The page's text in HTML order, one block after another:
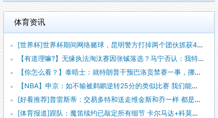
体育资讯
[世界杯]世界杯期间网络赌球，昆明警方打掉两个团伙抓获42人
【有道理嘛?】无缘执法淘汰赛因张铖落选？马宁否认：我特别清楚
【你怎么看？】泰晤士：就特朗普干预巴洛贡禁赛一事，挪威足协准
【NBA】申京：如不输被鹈鹕逆转25分的类似比赛 我们能拿下
[好看推荐]普雷斯蒂：交易多特和送走维金斯和乔一样 都是出于
[体育报道]跟队：魔笛续约已敲定所有细节 卡尔马达+科莫托也